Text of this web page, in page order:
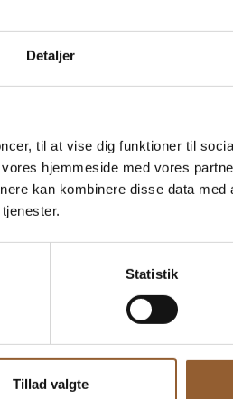
Detaljer
til at vise dig funktioner til
hjemmeside med vores
kan kombinere disse data med
Statistik
Tillad valgte
Hunde